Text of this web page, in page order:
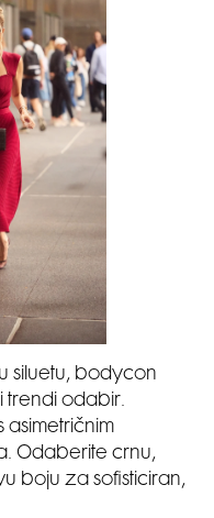
siluetu, bodycon
trendi odabir.
asimetričnim
Odaberite crnu,
boju za sofisticiran,